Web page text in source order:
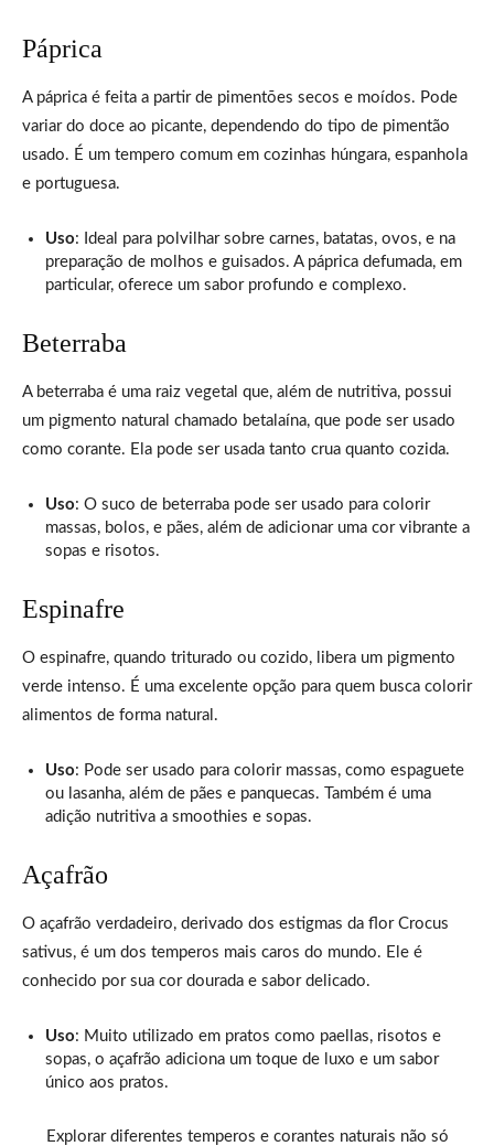
Páprica
A páprica é feita a partir de pimentões secos e moídos. Pode
variar do doce ao picante, dependendo do tipo de pimentão
usado. É um tempero comum em cozinhas húngara, espanhola
e portuguesa.
Uso: Ideal para polvilhar sobre carnes, batatas, ovos, e na
preparação de molhos e guisados. A páprica defumada, em
particular, oferece um sabor profundo e complexo.
Beterraba
A beterraba é uma raiz vegetal que, além de nutritiva, possui
um pigmento natural chamado betalaína, que pode ser usado
como corante. Ela pode ser usada tanto crua quanto cozida.
Uso: O suco de beterraba pode ser usado para colorir
massas, bolos, e pães, além de adicionar uma cor vibrante a
sopas e risotos.
Espinafre
O espinafre, quando triturado ou cozido, libera um pigmento
verde intenso. É uma excelente opção para quem busca colorir
alimentos de forma natural.
Uso: Pode ser usado para colorir massas, como espaguete
ou lasanha, além de pães e panquecas. Também é uma
adição nutritiva a smoothies e sopas.
Açafrão
O açafrão verdadeiro, derivado dos estigmas da flor Crocus
sativus, é um dos temperos mais caros do mundo. Ele é
conhecido por sua cor dourada e sabor delicado.
Uso: Muito utilizado em pratos como paellas, risotos e
sopas, o açafrão adiciona um toque de luxo e um sabor
único aos pratos.
Explorar diferentes temperos e corantes naturais não só